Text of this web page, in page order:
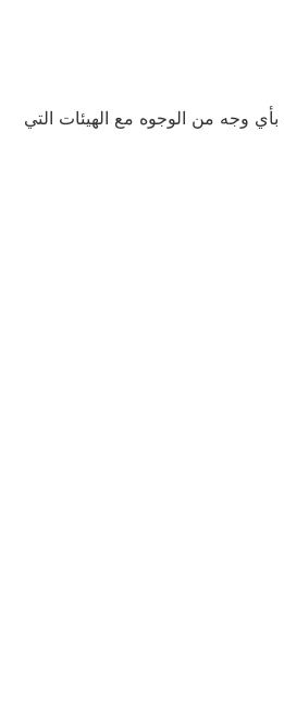
وجه من الوجوه مع الهيئات التي